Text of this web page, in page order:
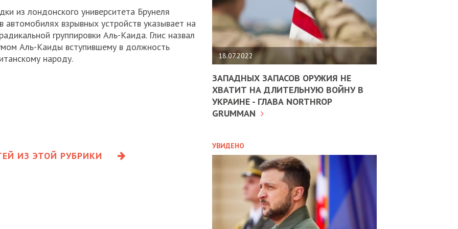
из лондонского университета Брунеля
взрывных устройств указывает на
группировки Аль-Каида. Глис назвал
Аль-Каиды вступившему в должность
народу.
ИЗ ЭТОЙ РУБРИКИ
18.07.2022
ЗАПАДНЫХ ЗАПАСОВ ОРУЖИЯ НЕ
ХВАТИТ НА ДЛИТЕЛЬНУЮ ВОЙНУ В
УКРАИНЕ - ГЛАВА NORTHROP
GRUMMAN
УВИДЕНО
ДО
ЄС
ЗНИЩИТЬ
ЕКОНОМІКУ
УГОРЩИНИ
-
ОРБАН
ПОЛИТИКА 10.02.2025
УХИЛЯНТІВ
ШАБУНІНА
НІКОЛОВА:
ПОДРОБИЦІ